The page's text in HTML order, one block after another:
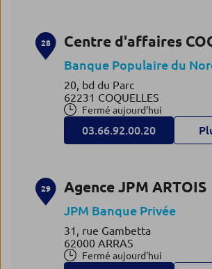
28 Centre d'affaires
Banque Populaire du
20, bd du Parc
62231 COQUELLES
Fermé aujourd'hui
03.66.92.00.20
29 Agence JPM ARTOIS
JPM Banque Privée
31, rue Gambetta
62000 ARRAS
Fermé aujourd'hui